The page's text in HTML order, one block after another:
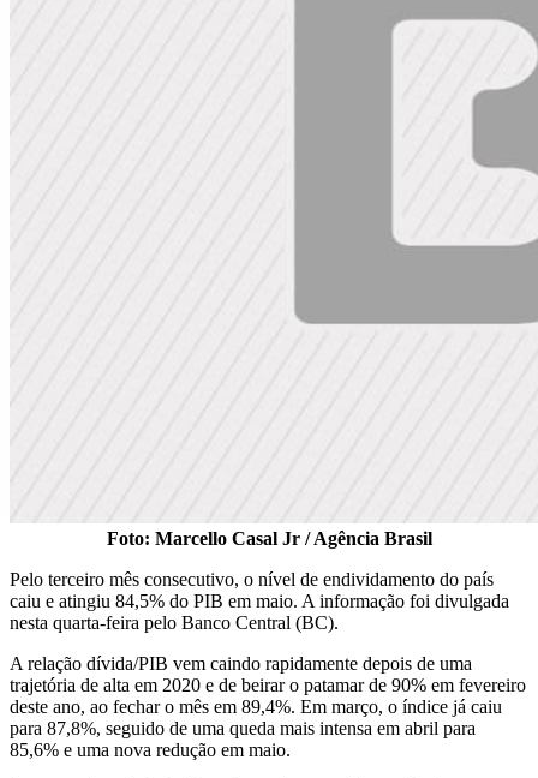
Foto: Marcello Casal Jr / Agência Brasil
Pelo terceiro mês consecutivo, o nível de endividamento do país
caiu e atingiu 84,5% do PIB em maio. A informação foi divulgada
nesta quarta-feira pelo Banco Central (BC).
A relação dívida/PIB vem caindo rapidamente depois de uma
trajetória de alta em 2020 e de beirar o patamar de 90% em fevereiro
deste ano, ao fechar o mês em 89,4%. Em março, o índice já caiu
para 87,8%, seguido de uma queda mais intensa em abril para
85,6% e uma nova redução em maio.